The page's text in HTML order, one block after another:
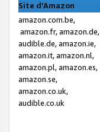
Site d’Amazon
amazon.com.be,
amazon.fr, amazon.de,
audible.de, amazon.ie,
amazon.it, amazon.nl,
amazon.pl, amazon.es,
amazon.se,
amazon.co.uk,
audible.co.uk